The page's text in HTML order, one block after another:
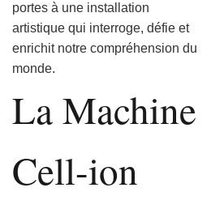
portes à une installation
artistique qui interroge, défie et
enrichit notre compréhension du
monde.
La Machine
Cell-ion